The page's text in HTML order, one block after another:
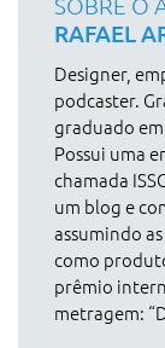
RAFAEL
Designer,
podcaster.
graduado em
Possui uma
chamada
um blog e
assumindo
como
prêmio
metragem: